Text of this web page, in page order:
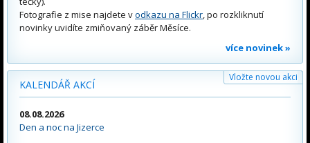
Fotografie z mise najdete vodkazu na Flickr, po rozkliknutí
novinky uvidíte zmiňovaný záběr Měsíce.
více novinek »
KALENDÁŘ AKCÍ
Vložte novou akci
08.08.2026
Den a noc na Jizerce